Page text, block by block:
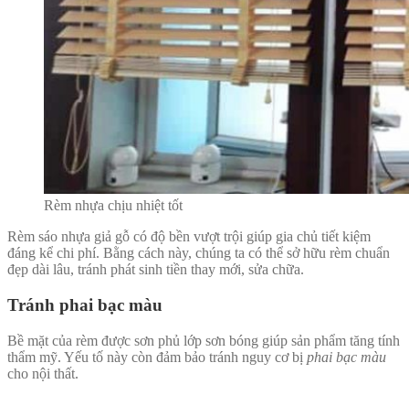
Rèm nhựa chịu nhiệt tốt
Rèm sáo nhựa giả gỗ có độ bền vượt trội giúp gia chủ tiết kiệm
đáng kể chi phí. Bằng cách này, chúng ta có thể sở hữu rèm chuẩn
đẹp dài lâu, tránh phát sinh tiền thay mới, sửa chữa.
Tránh phai bạc màu
Bề mặt của rèm được sơn phủ lớp sơn bóng giúp sản phẩm tăng tính
thẩm mỹ. Yếu tố này còn đảm bảo tránh nguy cơ bị phai bạc màu
cho nội thất.